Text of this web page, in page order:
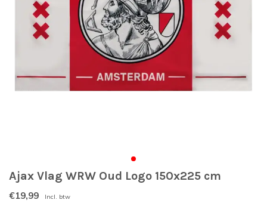
Ajax Vlag WRW Oud Logo 150x225 cm
€19,99 Incl. btw